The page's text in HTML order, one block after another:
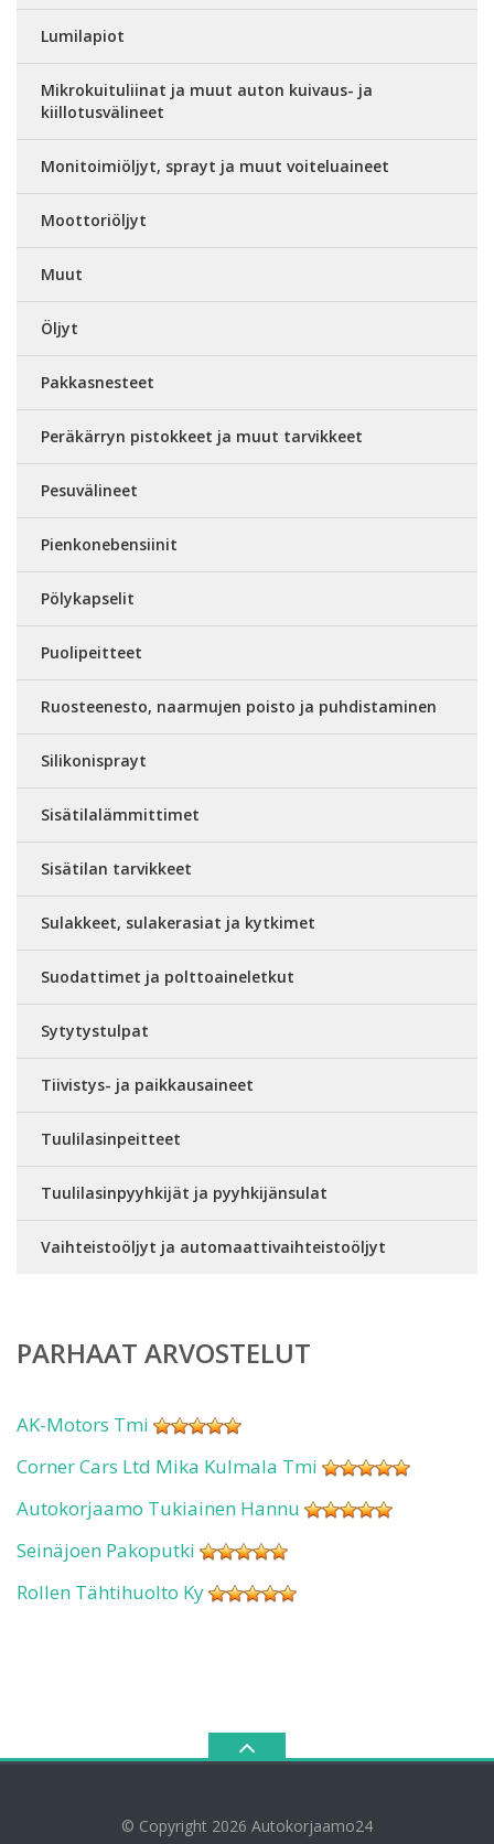
Lumilapiot
Mikrokuituliinat ja muut auton kuivaus- ja
kiillotusvälineet
Monitoimiöljyt, sprayt ja muut voiteluaineet
Moottoriöljyt
Muut
Öljyt
Pakkasnesteet
Peräkärryn pistokkeet ja muut tarvikkeet
Pesuvälineet
Pienkonebensiinit
Pölykapselit
Puolipeitteet
Ruosteenesto, naarmujen poisto ja puhdistaminen
Silikonisprayt
Sisätilalämmittimet
Sisätilan tarvikkeet
Sulakkeet, sulakerasiat ja kytkimet
Suodattimet ja polttoaineletkut
Sytytystulpat
Tiivistys- ja paikkausaineet
Tuulilasinpeitteet
Tuulilasinpyyhkijät ja pyyhkijänsulat
Vaihteistoöljyt ja automaattivaihteistoöljyt
PARHAAT ARVOSTELUT
AK-Motors Tmi
Corner Cars Ltd Mika Kulmala Tmi
Autokorjaamo Tukiainen Hannu
Seinäjoen Pakoputki
Rollen Tähtihuolto Ky
© Copyright 2026 Autokorjaamo24